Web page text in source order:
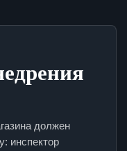
должен
инспектор